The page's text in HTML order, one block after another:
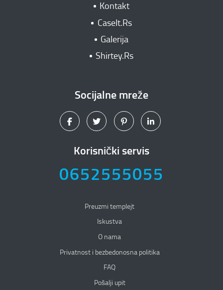
Kontakt
CaseIt.Rs
Galerija
Shirtey.Rs
Socijalne mreže
Korisnički servis
0652555055
Preuzmi templejt
Iskustva
O nama
Privatnost i bezbedonosna politika
Privatnost i bezbedonosna politika
FAQ
Pošalji upit